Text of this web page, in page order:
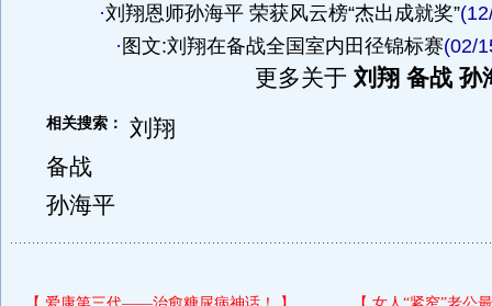
·刘翔恩师孙海平 荣获风云榜“杰出成就奖”
·图文:刘翔在备战全国室内田径锦标赛(02/
更多关于 刘翔 备战 孙
相关搜索：
刘翔
备战
孙海平